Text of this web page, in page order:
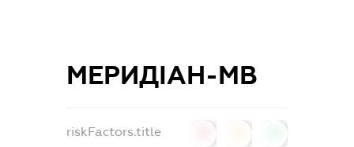
МЕРИДІАН-МВ
riskFactors.title